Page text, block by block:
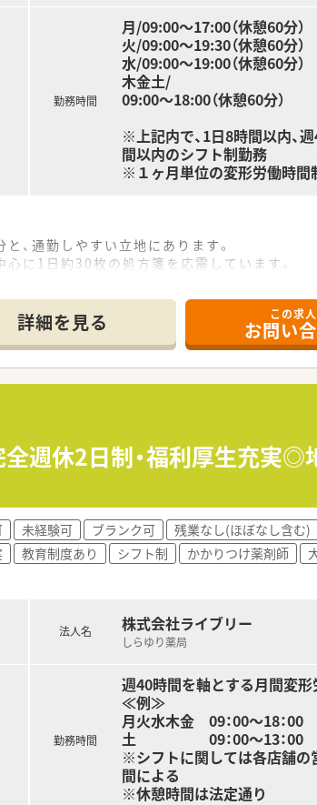
成長意欲を持ち、日々の業務を通じて循環器
勤務時間
月/09:00～17:00（休憩60分）
火/09:00～19:30（休憩60分）
水/09:00～19:00（休憩60分）
木金土/
09:00～18:00（休憩60分）
※上記内で、1日8時間以内、
間以内のシフト制勤務
※１ヶ月単位の変形労働時間
、通勤しやすい立地にあります。
心に1日約30枚の処方箋を応需しています。
500万円から650万円の範囲で優遇します。
月・12月）の支給実績がございます。
の支給があり、経済的なサポートも万全です。
、効率的に業務に取り組める環境が整備されて
患者さまとの対話に時間を充てることができ
るような職場づくりを法人が推進しています
詳細を見る この求
お問い
週休2日制・福利厚生充実
未経験可 ブランク可 残業なし(ほぼなし含む)
教育制度あり シフト制 かかりつけ薬剤師
法人名 株式会社ライブリー
しらゆり薬局
勤務時間
週40時間を軸とする月間変形
≪例≫
月火水木金 09：00～18：00
土 09：00～13：00
※シフトに関しては各店舗の
間による
※休憩時間は法定通り